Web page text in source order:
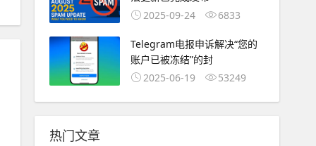
2025-09-24
6833
Telegram电报申诉解决“您的
账户已被冻结”的封
2025-06-19
53249
热门文章